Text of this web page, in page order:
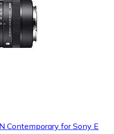
Contemporary for Sony E